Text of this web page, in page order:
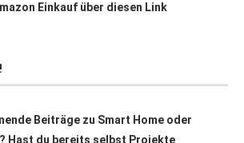
Einkauf über diesen Link
Beiträge zu Smart Home oder
Hast du bereits selbst Projekte